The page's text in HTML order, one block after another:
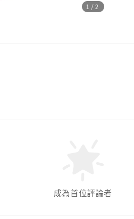
1 /2
成為首位評論者